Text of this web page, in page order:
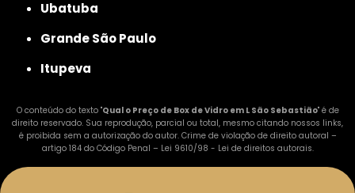
Ubatuba
Grande São Paulo
Itupeva
O conteúdo do texto "Qual o Preço de Box de Vidro em L São Sebastião" é de
direito reservado. Sua reprodução, parcial ou total, mesmo citando nossos links,
é proibida sem a autorização do autor. Crime de violação de direito autoral –
artigo 184 do Código Penal – Lei 9610/98 - Lei de direitos autorais.